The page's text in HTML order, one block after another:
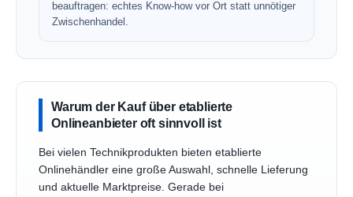
beauftragen: echtes Know-how vor Ort statt unnötiger
Zwischenhandel.
Warum der Kauf über etablierte
Onlineanbieter oft sinnvoll ist
Bei vielen Technikprodukten bieten etablierte
Onlinehändler eine große Auswahl, schnelle Lieferung
und aktuelle Marktpreise. Gerade bei